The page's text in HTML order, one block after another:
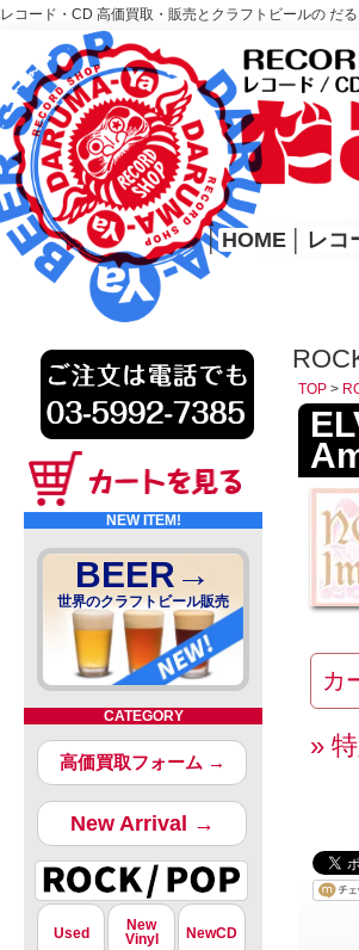
レコード・CD 高価買取・販売とクラフトビールの だ
レコード高価買取はこちら
HOME
│ HOME レコ
NEW ITEM!
BEER→
世界のクラフトビール販売
CATEGORY
高価買取フォーム →
New Arrival →
Used
New
Vinyl
NewCD
TOP >
»